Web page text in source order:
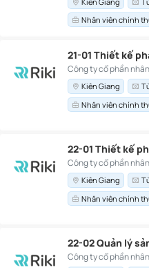
Nhân viên chính
21-01 Thiết kế
Công ty cổ phần
Kiên Giang
Nhân viên chính
22-01 Thiết kế
Công ty cổ phần
Kiên Giang
Nhân viên chính
22-02 Quản lý
Công ty cổ phần